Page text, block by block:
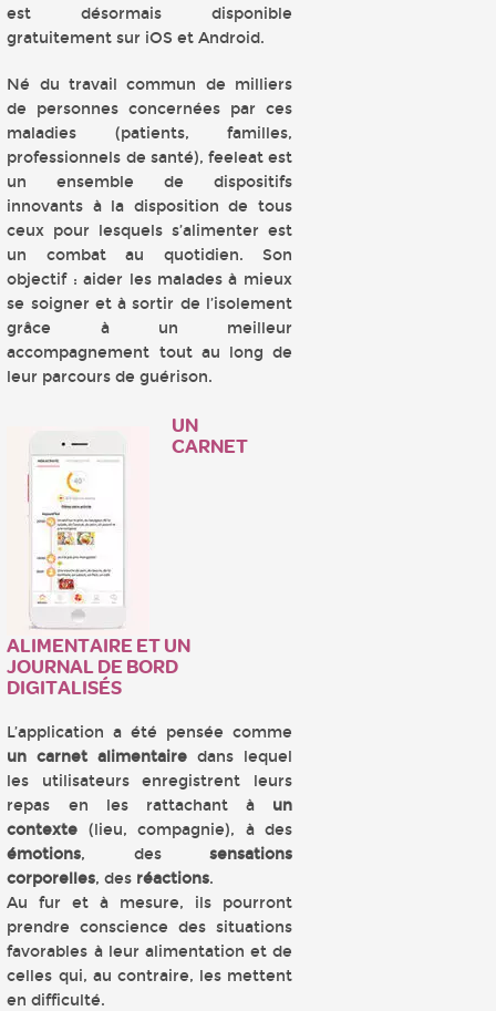
est désormais disponible
gratuitement sur iOS et Android.
Né du travail commun de milliers
de personnes concernées par ces
maladies (patients, familles,
professionnels de santé), feeleat est
un ensemble de dispositifs
innovants à la disposition de tous
ceux pour lesquels s’alimenter est
un combat au quotidien. Son
objectif : aider les malades à mieux
se soigner et à sortir de l’isolement
grâce à un meilleur
accompagnement tout au long de
leur parcours de guérison.
UN
CARNET
ALIMENTAIRE ET UN
JOURNAL DE BORD
DIGITALISÉS
L’application a été pensée comme
un carnet alimentaire dans lequel
les utilisateurs enregistrent leurs
repas en les rattachant à un
contexte (lieu, compagnie), à des
émotions, des sensations
corporelles, des réactions.
Au fur et à mesure, ils pourront
prendre conscience des situations
favorables à leur alimentation et de
celles qui, au contraire, les mettent
en difficulté.